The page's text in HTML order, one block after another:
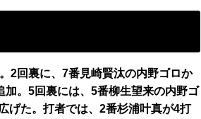
2回裏に、7番見崎賢汰の内野ゴロか
。5回裏には、5番柳生望来の内野ゴ
げた。打者では、2番杉浦叶真が4打